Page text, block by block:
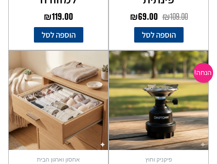
₪109.00
₪69.00
הוספה לסל
₪119.00
הוספה לסל
הנחה!
פיקניק וחוץ
המחיר
המקורי
היה:
₪99.00.
המחיר
הנוכחי
הוא:
₪59.00.
אחסון וארגון הבית